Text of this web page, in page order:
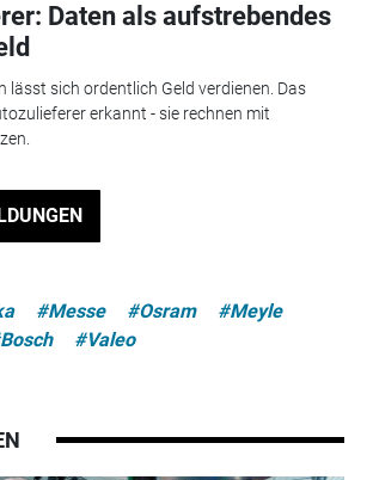
Daten als aufstrebendes
lässt sich ordentlich Geld verdienen. Das
erkannt - sie rechnen mit
#Messe #Osram
#Meyle
#Valeo